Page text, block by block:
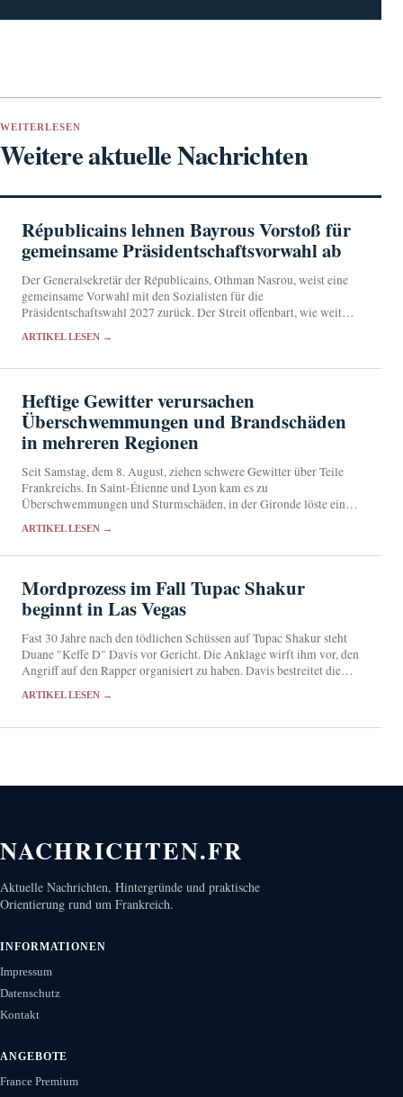
WEITERLESEN
Weitere aktuelle Nachrichten
Républicains lehnen Bayrous Vorstoß für
gemeinsame Präsidentschaftsvorwahl ab
Der Generalsekretär der Républicains, Othman Nasrou, weist eine
gemeinsame Vorwahl mit den Sozialisten für die
Präsidentschaftswahl 2027 zurück. Der Streit offenbart, wie weit
gemeinsamen Kandidaten entfernt…
ARTIKEL LESEN →
Heftige Gewitter verursachen
Überschwemmungen und Brandschäden
in mehreren Regionen
Seit Samstag, dem 8. August, ziehen schwere Gewitter über Teile
Frankreichs. In Saint-Étienne und Lyon kam es zu
Überschwemmungen und Sturmschäden, in der Gironde löste ein
ARTIKEL LESEN →
Mordprozess im Fall Tupac Shakur
beginnt in Las Vegas
Fast 30 Jahre nach den tödlichen Schüssen auf Tupac Shakur steht
Duane "Keffe D" Davis vor Gericht. Die Anklage wirft ihm vor, den
Angriff auf den Rapper organisiert zu haben. Davis bestreitet die
ARTIKEL LESEN →
NACHRICHTEN.FR
Aktuelle Nachrichten, Hintergründe und praktische
Orientierung rund um Frankreich.
INFORMATIONEN
Impressum
Datenschutz
Kontakt
ANGEBOTE
France Premium